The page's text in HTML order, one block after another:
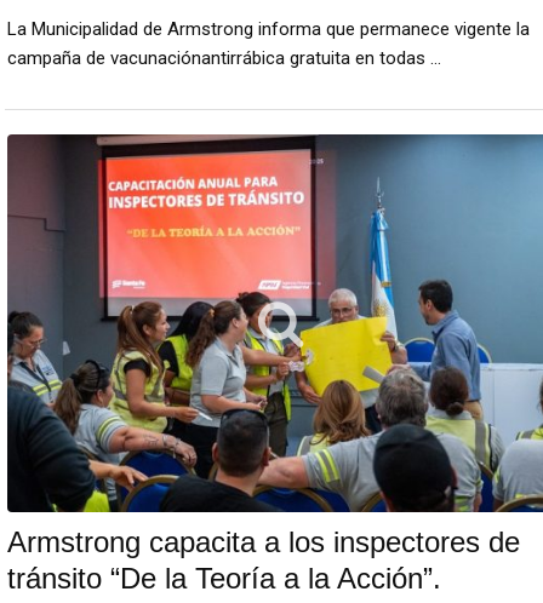
La Municipalidad de Armstrong informa que permanece vigente la
campaña de vacunaciónantirrábica gratuita en todas ...
Armstrong capacita a los inspectores de
tránsito “De la Teoría a la Acción”.